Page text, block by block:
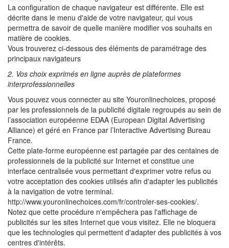
La configuration de chaque navigateur est différente. Elle est
décrite dans le menu d'aide de votre navigateur, qui vous
permettra de savoir de quelle manière modifier vos souhaits en
matière de cookies.
Vous trouverez ci-dessous des éléments de paramétrage des
principaux navigateurs
2. Vos choix exprimés en ligne auprès de plateformes
interprofessionnelles
Vous pouvez vous connecter au site Youronlinechoices, proposé
par les professionnels de la publicité digitale regroupés au sein de
l’association européenne EDAA (European Digital Advertising
Alliance) et géré en France par l’Interactive Advertising Bureau
France.
Cette plate-forme européenne est partagée par des centaines de
professionnels de la publicité sur Internet et constitue une
interface centralisée vous permettant d'exprimer votre refus ou
votre acceptation des cookies utilisés afin d'adapter les publicités
à la navigation de votre terminal.
http://www.youronlinechoices.com/fr/controler-ses-cookies/.
Notez que cette procédure n'empêchera pas l'affichage de
publicités sur les sites Internet que vous visitez. Elle ne bloquera
que les technologies qui permettent d'adapter des publicités à vos
centres d'intérêts.